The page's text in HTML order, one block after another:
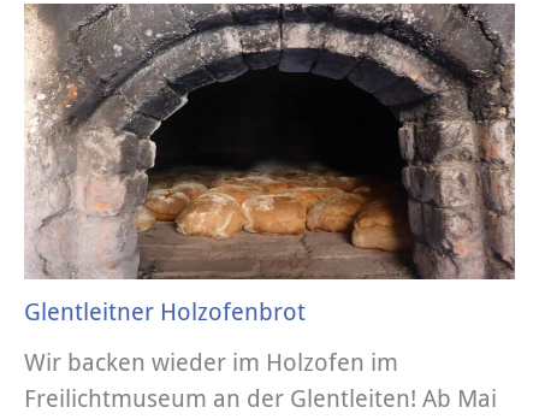
Glentleitner Holzofenbrot
Wir backen wieder im Holzofen im
Freilichtmuseum an der Glentleiten! Ab Mai